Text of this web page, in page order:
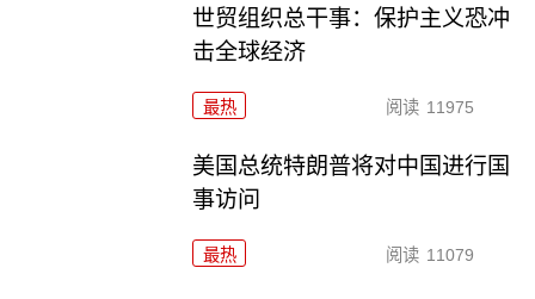
世贸组织总干事：保护主义恐冲
击全球经济
最热 阅读 11975
美国总统特朗普将对中国进行国
事访问
最热 阅读 11079